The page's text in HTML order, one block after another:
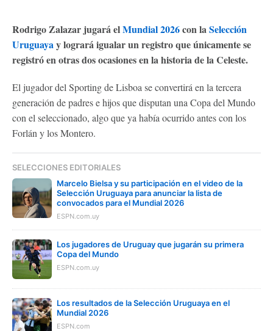
Rodrigo Zalazar jugará elMundial 2026con laSelección
Uruguayay logrará igualar un registro que únicamente se
registró en otras dos ocasiones en la historia de la Celeste.
El jugador del Sporting de Lisboa se convertirá en la tercera
generación de padres e hijos que disputan una Copa del Mundo
con el seleccionado, algo que ya había ocurrido antes con los
Forlán y los Montero.
SELECCIONES EDITORIALES
Marcelo Bielsa y su participación en el video de la
Selección Uruguaya para anunciar la lista de
convocados para el Mundial 2026
ESPN.com.uy
Los jugadores de Uruguay que jugarán su primera
Copa del Mundo
ESPN.com.uy
Los resultados de la Selección Uruguaya en el
Mundial 2026
ESPN.com